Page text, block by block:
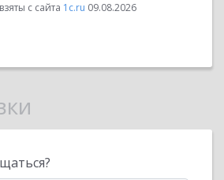
с сайта 1c.ru 09.08.2026